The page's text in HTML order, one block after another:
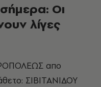
Οι
λίγες
απο
ΣΙΒΙΤΑΝΙΔΟΥ